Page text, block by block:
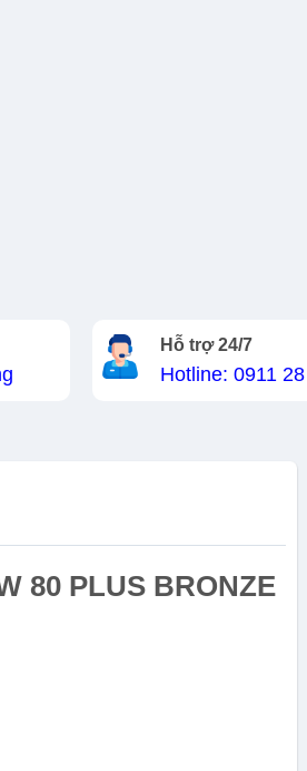
Hỗ trợ 24/7
Hotline: 0911
80 PLUS BRONZE